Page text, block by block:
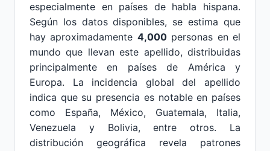
especialmente en países de habla hispana.
Según los datos disponibles, se estima que
hay aproximadamente 4,000personas en el
mundo que llevan este apellido, distribuidas
principalmente en países de América y
Europa. La incidencia global del apellido
indica que su presencia es notable en países
como España, México, Guatemala, Italia,
Venezuela y Bolivia, entre otros. La
distribución geográfica revela patrones